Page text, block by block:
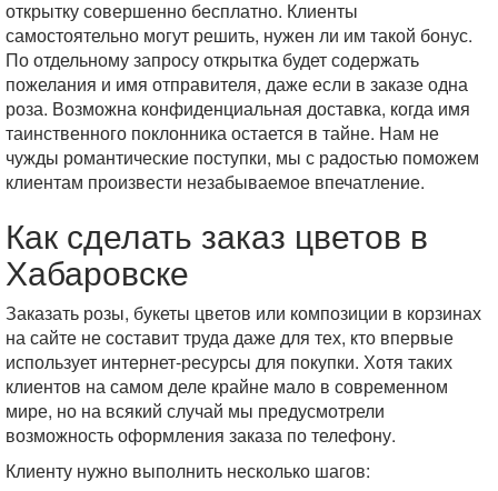
открытку совершенно бесплатно. Клиенты
самостоятельно могут решить, нужен ли им такой бонус.
По отдельному запросу открытка будет содержать
пожелания и имя отправителя, даже если в заказе одна
роза. Возможна конфиденциальная доставка, когда имя
таинственного поклонника остается в тайне. Нам не
чужды романтические поступки, мы с радостью поможем
клиентам произвести незабываемое впечатление.
Как сделать заказ цветов в
Хабаровске
Заказать розы, букеты цветов или композиции в корзинах
на сайте не составит труда даже для тех, кто впервые
использует интернет-ресурсы для покупки. Хотя таких
клиентов на самом деле крайне мало в современном
мире, но на всякий случай мы предусмотрели
возможность оформления заказа по телефону.
Клиенту нужно выполнить несколько шагов: